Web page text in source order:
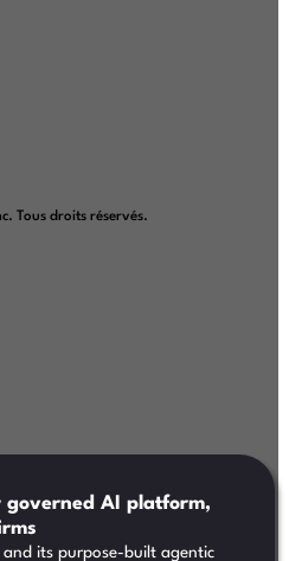
Tous droits réservés.
governed AI platform,
and its purpose-built agentic